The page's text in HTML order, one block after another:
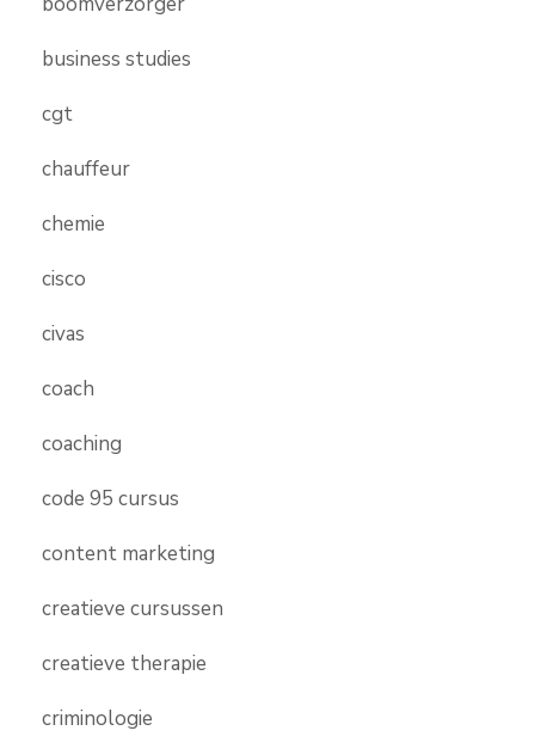
business studies
cgt
chauffeur
chemie
cisco
civas
coach
coaching
code 95 cursus
content marketing
creatieve cursussen
creatieve therapie
criminologie